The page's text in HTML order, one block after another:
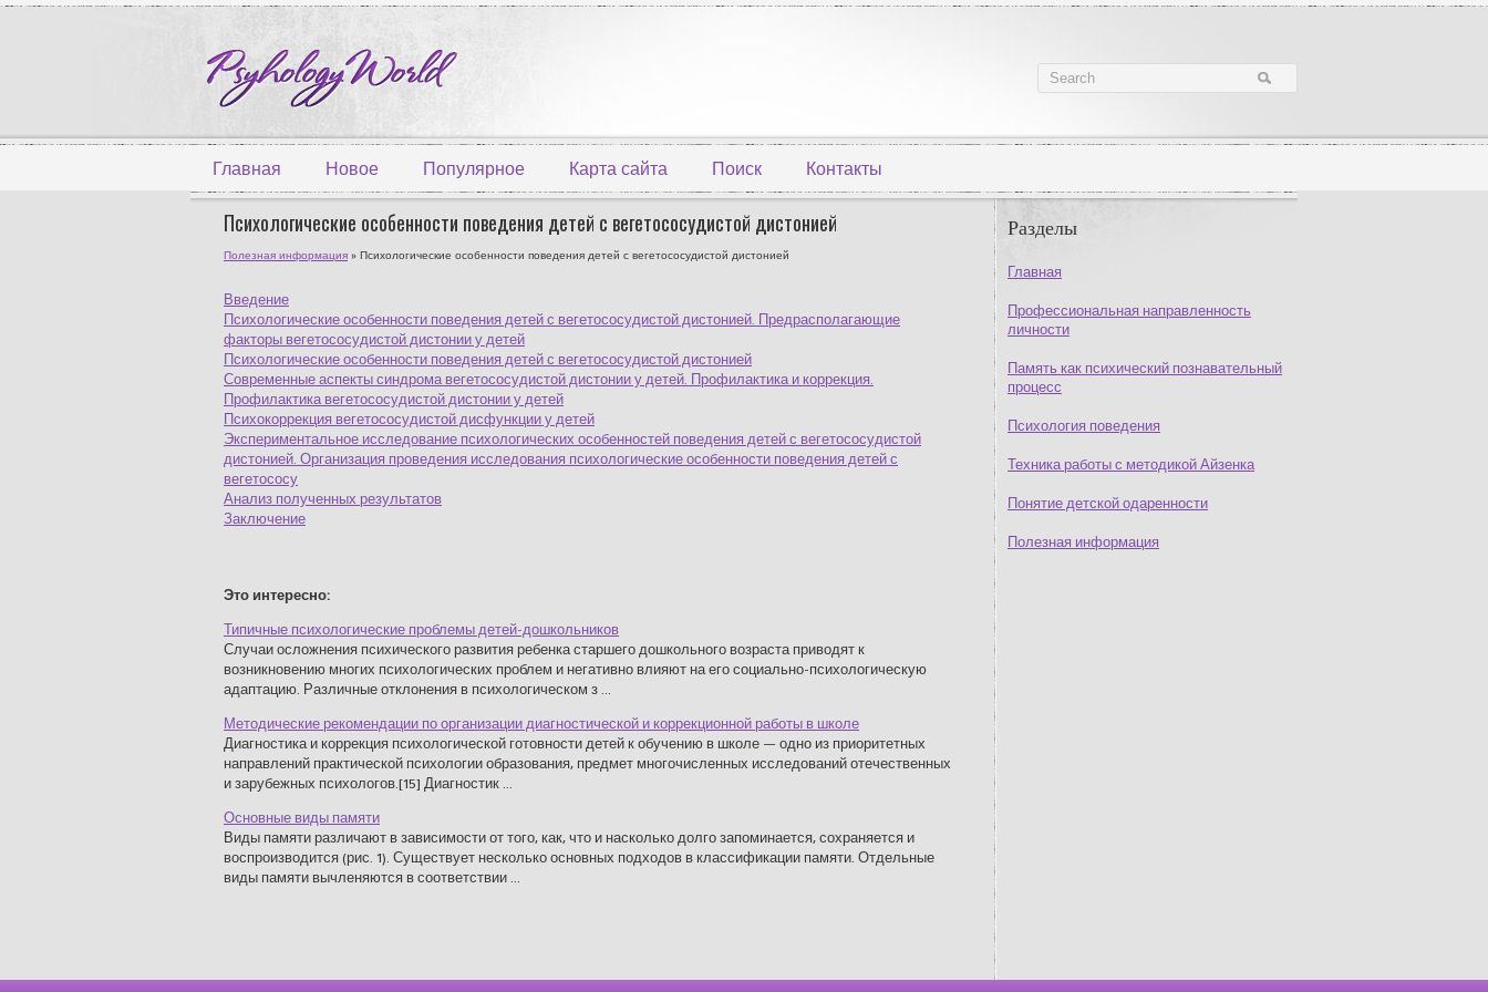
Главная Новое Популярное Карта сайта Поиск Контакты
Разделы
Главная
Профессиональная направленность
личности
Память как психический познавательный
процесс
Психология поведения
Техника работы с методикой Айзенка
Понятие детской одаренности
Полезная информация
Психологические особенности поведения детей с вегетососудистой дистонией
Полезная информация » Психологические особенности поведения детей с вегетососудистой дистонией
Введение
Психологические особенности поведения детей с вегетососудистой дистонией. Предрасполагающие
факторы вегетососудистой дистонии у детей
Психологические особенности поведения детей с вегетососудистой дистонией
Современные аспекты синдрома вегетососудистой дистонии у детей. Профилактика и коррекция.
Профилактика вегетососудистой дистонии у детей
Психокоррекция вегетососудистой дисфункции у детей
Экспериментальное исследование психологических особенностей поведения детей с вегетососудистой
дистонией. Организация проведения исследования психологические особенности поведения детей с
вегетососу
Анализ полученных результатов
Заключение
Это интересно:
Типичные психологические проблемы детей-дошкольников
Случаи осложнения психического развития ребенка старшего дошкольного возраста приводят к
возникновению многих психологических проблем и негативно влияют на его социально-психологическую
адаптацию. Различные отклонения в психологическом з ...
Методические рекомендации по организации диагностической и коррекционной работы в школе
Диагностика и коррекция психологической готовности детей к обучению в школе — одно из приоритетных
направлений практической психологии образования, предмет многочисленных исследований отечественных
и зарубежных психологов.[15] Диагностик ...
Основные виды памяти
Виды памяти различают в зависимости от того, как, что и насколько долго запоминается, сохраняется и
воспроизводится (рис. 1). Существует несколько основных подходов в классификации памяти. Отдельные
виды памяти вычленяются в соответствии ...